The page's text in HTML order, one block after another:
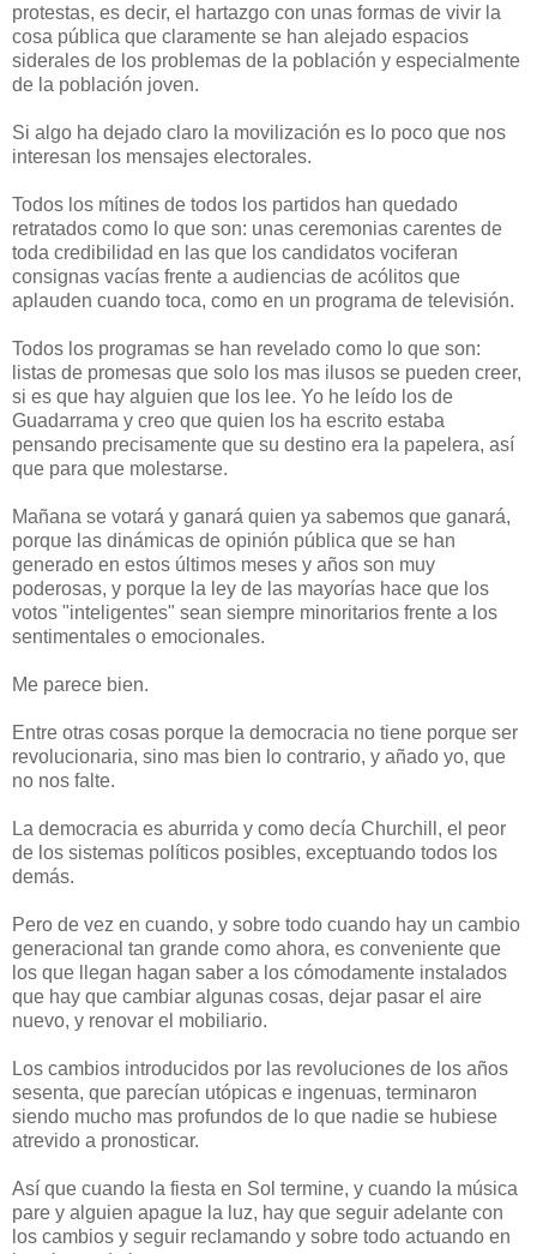
protestas, es decir, el hartazgo con unas formas de vivir la
cosa pública que claramente se han alejado espacios
siderales de los problemas de la población y especialmente
de la población joven.
Si algo ha dejado claro la movilización es lo poco que nos
interesan los mensajes electorales.
Todos los mítines de todos los partidos han quedado
retratados como lo que son: unas ceremonias carentes de
toda credibilidad en las que los candidatos vociferan
consignas vacías frente a audiencias de acólitos que
aplauden cuando toca, como en un programa de televisión.
Todos los programas se han revelado como lo que son:
listas de promesas que solo los mas ilusos se pueden creer,
si es que hay alguien que los lee. Yo he leído los de
Guadarrama y creo que quien los ha escrito estaba
pensando precisamente que su destino era la papelera, así
que para que molestarse.
Mañana se votará y ganará quien ya sabemos que ganará,
porque las dinámicas de opinión pública que se han
generado en estos últimos meses y años son muy
poderosas, y porque la ley de las mayorías hace que los
votos "inteligentes" sean siempre minoritarios frente a los
sentimentales o emocionales.
Me parece bien.
Entre otras cosas porque la democracia no tiene porque ser
revolucionaria, sino mas bien lo contrario, y añado yo, que
no nos falte.
La democracia es aburrida y como decía Churchill, el peor
de los sistemas políticos posibles, exceptuando todos los
demás.
Pero de vez en cuando, y sobre todo cuando hay un cambio
generacional tan grande como ahora, es conveniente que
los que llegan hagan saber a los cómodamente instalados
que hay que cambiar algunas cosas, dejar pasar el aire
nuevo, y renovar el mobiliario.
Los cambios introducidos por las revoluciones de los años
sesenta, que parecían utópicas e ingenuas, terminaron
siendo mucho mas profundos de lo que nadie se hubiese
atrevido a pronosticar.
Así que cuando la fiesta en Sol termine, y cuando la música
pare y alguien apague la luz, hay que seguir adelante con
los cambios y seguir reclamando y sobre todo actuando en